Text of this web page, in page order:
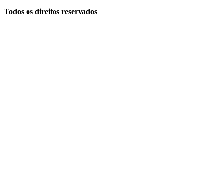
Todos os direitos reservados